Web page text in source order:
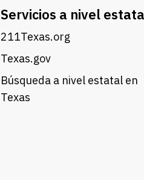
Servicios a nivel
211Texas.org
Texas.gov
Búsqueda a nivel estatal en
Texas